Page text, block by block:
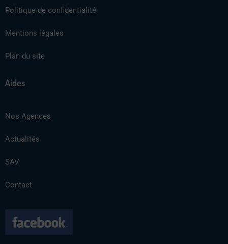
Politique de confidentialité
Mentions légales
Plan du site
Aides
Nos Agences
Actualités
SAV
Contact